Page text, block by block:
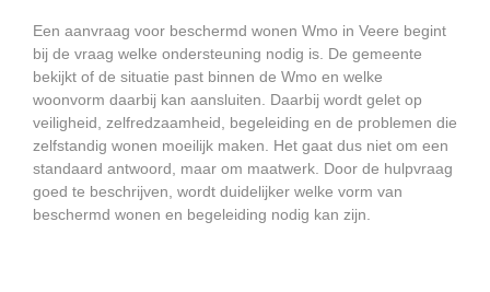
Een aanvraag voor beschermd wonen Wmo in Veere begint
bij de vraag welke ondersteuning nodig is. De gemeente
bekijkt of de situatie past binnen de Wmo en welke
woonvorm daarbij kan aansluiten. Daarbij wordt gelet op
veiligheid, zelfredzaamheid, begeleiding en de problemen die
zelfstandig wonen moeilijk maken. Het gaat dus niet om een
standaard antwoord, maar om maatwerk. Door de hulpvraag
goed te beschrijven, wordt duidelijker welke vorm van
beschermd wonen en begeleiding nodig kan zijn.